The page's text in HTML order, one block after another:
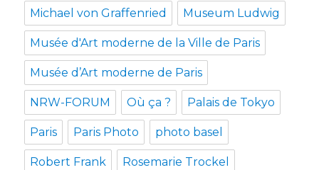
Michael von Graffenried Museum Ludwig
Musée d'Art moderne de la Ville de Paris
Musée d’Art moderne de Paris
NRW-FORUM Où ça ? Palais de Tokyo
Paris Paris Photo photo basel
Robert Frank Rosemarie Trockel